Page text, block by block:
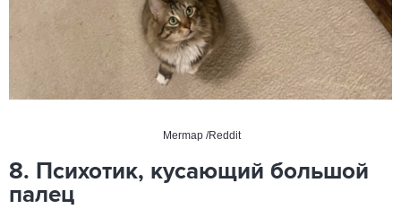
Mermap /Reddit
8. Психотик, кусающий большой
палец